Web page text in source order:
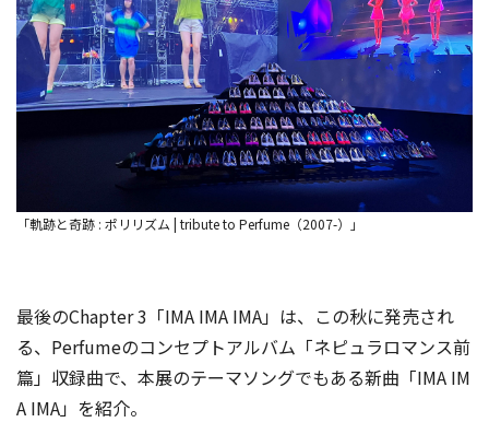
「軌跡と奇跡 : ポリリズム | tribute to Perfume（2007-）」
最後のChapter 3「IMA IMA IMA」は、この秋に発売され
る、Perfumeのコンセプトアルバム「ネピュラロマンス前
篇」収録曲で、本展のテーマソングでもある新曲「IMA IM
A IMA」を紹介。